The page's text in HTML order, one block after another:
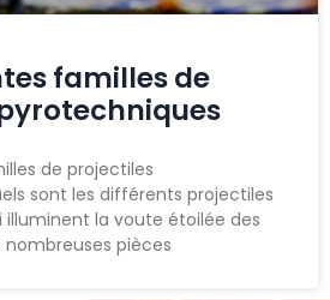
familles de
de projectiles
sont les différents projectiles
la voute étoilée des
pièces